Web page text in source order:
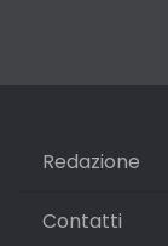
Redazione
Contatti